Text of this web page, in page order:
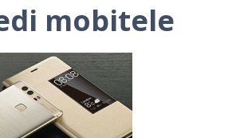
mobitele